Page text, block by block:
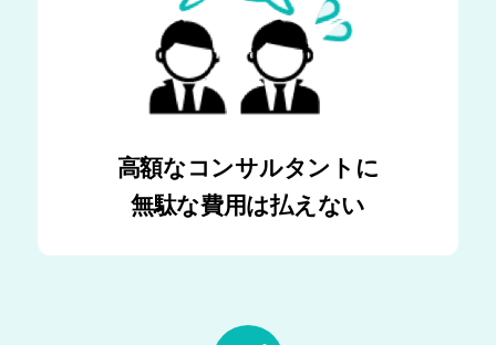
高額なコンサルタントに
無駄な費用は払えない